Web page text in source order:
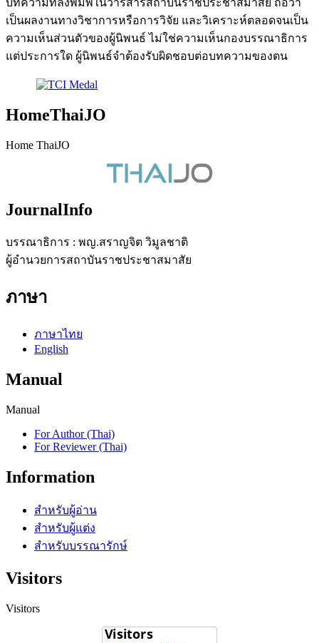
เป็นผลงานทางวิชาการหรือการวิจัย และวิเคราะห์ตลอดจนเป็น
ความเห็นส่วนตัวของผู้นิพนธ์ ไม่ใช่ความเห็นกองบรรณาธิการ
แต่ประการใด ผู้นิพนธ์จำต้องรับผิดชอบต่อบทความของตน
HomeThaiJO
Home ThaiJO
JournalInfo
บรรณาธิการ : พญ.สราญจิต วิมูลชาติ
ผู้อำนวยการสถาบันราชประชาสมาสัย
ภาษา
ภาษาไทย
English
Manual
Manual
For Author (Thai)
For Reviewer (Thai)
Information
สำหรับผู้อ่าน
สำหรับผู้แต่ง
สำหรับบรรณารักษ์
Visitors
Visitors